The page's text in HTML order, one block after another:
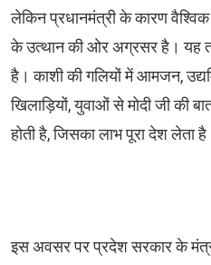
लेकिन प्रधानमंत्री के कारण वैश्विक
के उत्थान की ओर अग्रसर है। यह
है। काशी की गलियों में आमजन,
खिलाड़ियों, युवाओं से मोदी जी की
होती है, जिसका लाभ पूरा देश लेता
इस अवसर पर प्रदेश सरकार के